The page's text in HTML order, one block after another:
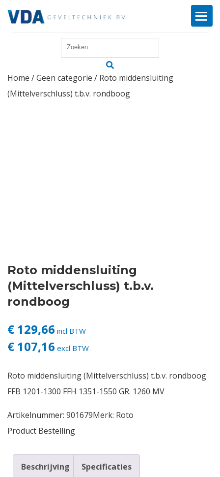
Reparatie
Login
Vacatures
Home /Geen categorie / Roto middensluiting
(Mittelverschluss) t.b.v. rondboog
Roto middensluiting
(Mittelverschluss) t.b.v.
rondboog
€ 129,66 incl BTW
€ 107,16 excl BTW
Roto middensluiting (Mittelverschluss) t.b.v. rondboog
FFB 1201-1300 FFH 1351-1550 GR. 1260 MV
Artikelnummer: 901679Merk: Roto
Product Bestelling
Beschrijving Specificaties